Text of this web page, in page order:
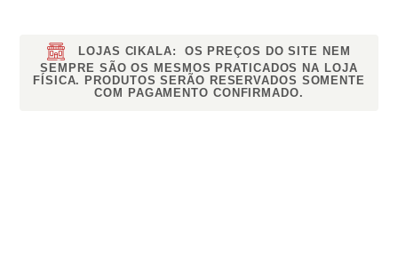
LOJAS CIKALA:
OS PREÇOS DO SITE NEM
SEMPRE SÃO OS MESMOS PRATICADOS NA LOJA
FÍSICA. PRODUTOS SERÃO RESERVADOS SOMENTE
COM PAGAMENTO CONFIRMADO.